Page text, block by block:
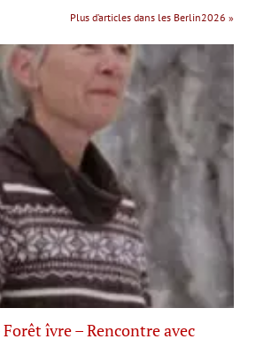
Plus d’articles dans les Berlin2026 »
îvre – Rencontre avec